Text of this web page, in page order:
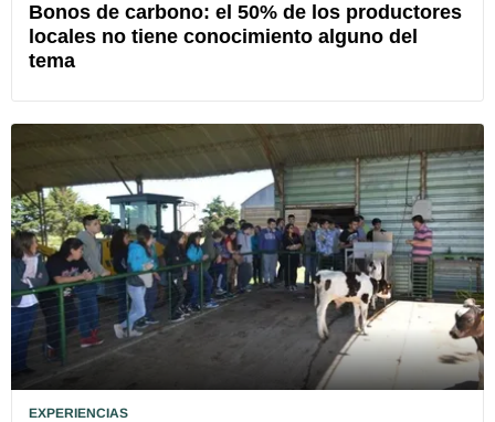
Bonos de carbono: el 50% de los productores
locales no tiene conocimiento alguno del
tema
EXPERIENCIAS